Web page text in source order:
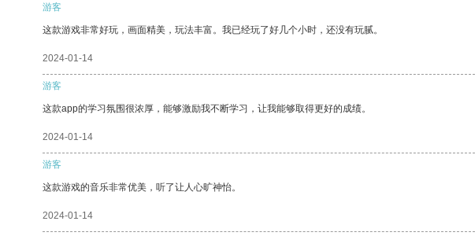
游客
这款游戏非常好玩，画面精美，玩法丰富。我已经玩了好几个小时，还没有玩腻。
2024-01-14
游客
这款app的学习氛围很浓厚，能够激励我不断学习，让我能够取得更好的成绩。
2024-01-14
游客
这款游戏的音乐非常优美，听了让人心旷神怡。
2024-01-14